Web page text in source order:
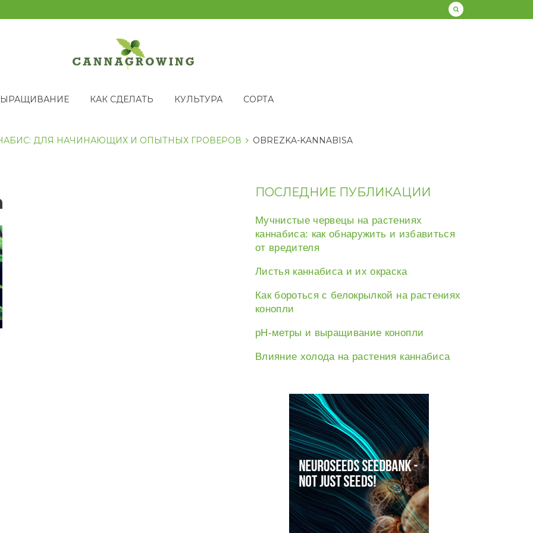
КАК СДЕЛАТЬ КУЛЬТУРА СОРТА
ДЛЯ НАЧИНАЮЩИХ И ОПЫТНЫХ ГРОВЕРОВ OBREZKA-KANNABISA
ПОСЛЕДНИЕ ПУБЛИКАЦИИ
Мучнистые червецы на растениях
каннабиса: как обнаружить и избавиться
от вредителя
Листья каннабиса и их окраска
Как бороться с белокрылкой на растениях
конопли
рН-метры и выращивание конопли
Влияние холода на растения каннабиса